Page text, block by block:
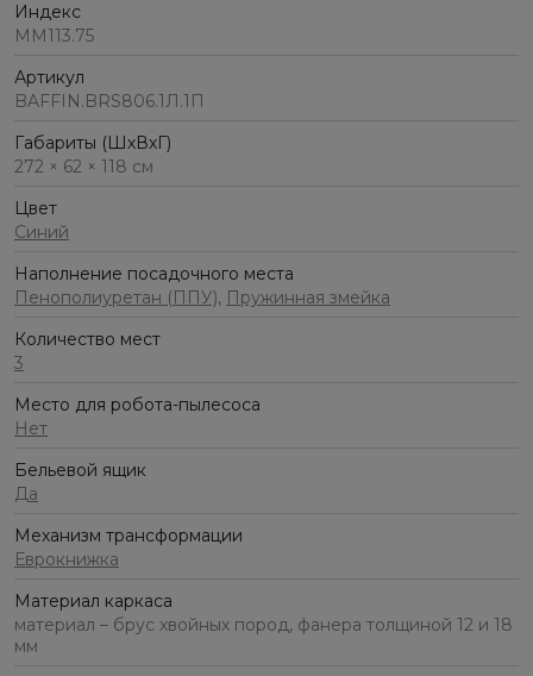
Индекс
ММ113.75
Артикул
BAFFIN.BRS806.1Л.1П
Габариты (ШхВхГ)
272 × 62 × 118 см
Цвет
Синий
Наполнение посадочного места
Пенополиуретан (ППУ), Пружинная змейка
Количество мест
3
Место для робота-пылесоса
Нет
Бельевой ящик
Да
Механизм трансформации
Еврокнижка
Материал каркаса
материал – брус хвойных пород, фанера толщиной 12 и 18
мм